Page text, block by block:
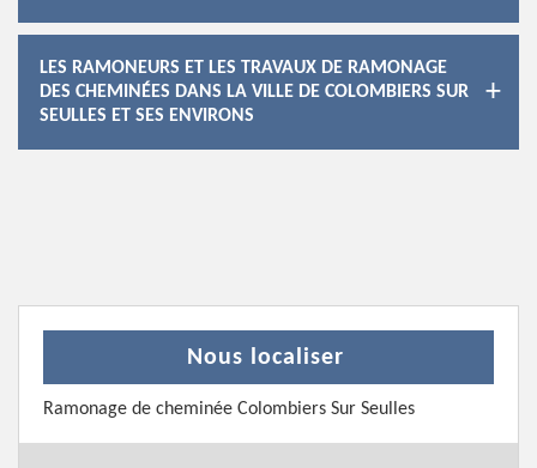
LES RAMONEURS ET LES TRAVAUX DE RAMONAGE
DES CHEMINÉES DANS LA VILLE DE COLOMBIERS SUR
SEULLES ET SES ENVIRONS
Nous localiser
Ramonage de cheminée Colombiers Sur Seulles